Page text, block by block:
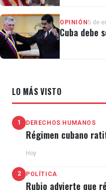
OPINIÓN5 de
Cuba debe
LO MÁS VISTO
1 DERECHOS HUMANOS
Régimen cubano
Hoy
2 POLÍTICA
Rubio advierte que